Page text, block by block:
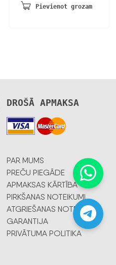
Pievienot grozam
DROŠĀ APMAKSA
PAR MUMS
PREČU PIEGĀDE
APMAKSAS KĀRTĪBA
PIRKŠANAS NOTEIKUMI
ATGRIEŠANAS NOTEIKUMI
GARANTIJA
PRIVĀTUMA POLITIKA